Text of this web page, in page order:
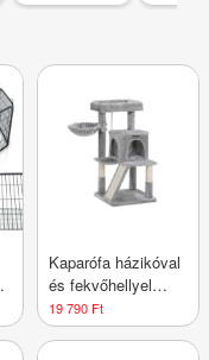
Kaparófa házikóval
és fekvőhellyel
48x48x96 cm
világosszürk
19 790 Ft